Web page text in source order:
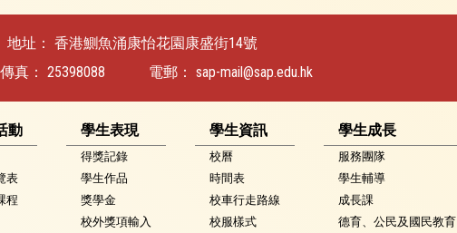
地址： 香港鰂魚涌康怡花園康盛街14號
傳真： 25398088 電郵： sap-mail@sap.edu.hk
動
表
程
學生表現
得獎記錄
學生作品
獎學金
校外獎項輸入
學生資訊
校曆
時間表
校車行走路線
校服樣式
學生成長
服務團隊
學生輔導
成長課
德育、公民及國民教育